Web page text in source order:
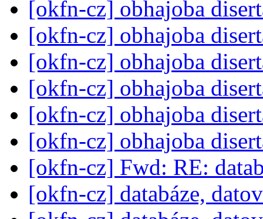
[okfn-cz] obhajoba
[okfn-cz] obhajoba
[okfn-cz] obhajoba
[okfn-cz] obhajoba
[okfn-cz] obhajoba
[okfn-cz] obhajoba
[okfn-cz] Fwd: RE:
[okfn-cz] databáze,